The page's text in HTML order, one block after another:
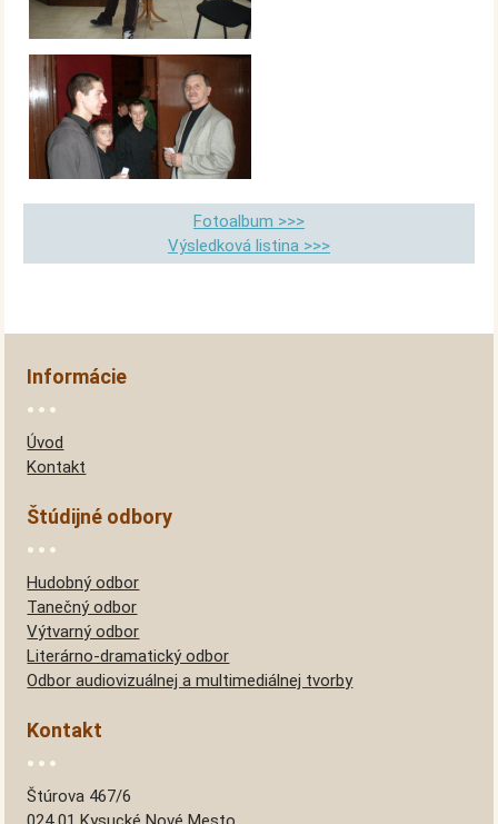
Fotoalbum >>>
Výsledková listina >>>
Informácie
Úvod
Kontakt
Štúdijné odbory
Hudobný odbor
Tanečný odbor
Výtvarný odbor
Literárno-dramatický odbor
Odbor audiovizuálnej a multimediálnej tvorby
Kontakt
Štúrova 467/6